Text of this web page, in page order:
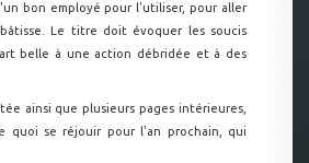
bon employé pour l'utiliser, pour aller
Le titre doit évoquer les soucis
belle à une action débridée et à des
ainsi que plusieurs pages intérieures,
quoi se réjouir pour l'an prochain, qui